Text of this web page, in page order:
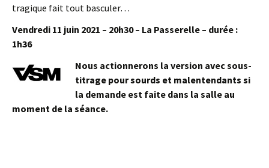
tragique fait tout basculer…
Vendredi 11 juin 2021 – 20h30 – La Passerelle – durée :
1h36
Nous actionnerons la version avec sous-
titrage pour sourds et malentendants si
la demande est faite dans la salle au
moment de la séance.